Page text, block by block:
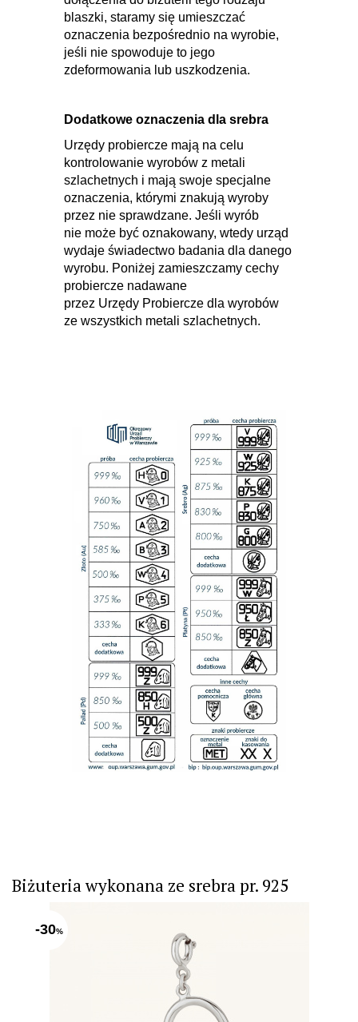
blaszki, staramy się umieszczać
oznaczenia bezpośrednio na wyrobie,
jeśli nie spowoduje to jego
zdeformowania lub uszkodzenia.
Dodatkowe oznaczenia dla srebra
Urzędy probiercze mają na celu
kontrolowanie wyrobów z metali
szlachetnych i mają swoje specjalne
oznaczenia, którymi znakują wyroby
przez nie sprawdzane. Jeśli wyrób
nie może być oznakowany, wtedy urząd
wydaje świadectwo badania dla danego
wyrobu. Poniżej zamieszczamy cechy
probiercze nadawane
przez Urzędy Probiercze dla wyrobów
ze wszystkich metali szlachetnych.
Biżuteria wykonana ze srebra pr. 925
-30%